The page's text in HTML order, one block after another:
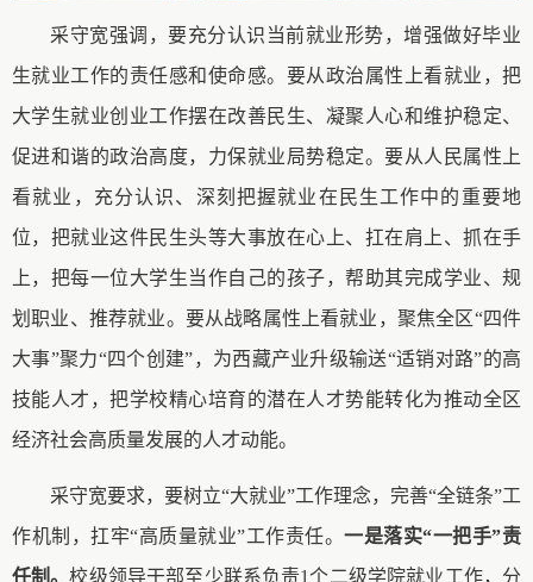
采守宽强调，要充分认识当前就业形势，增强做好毕业
生就业工作的责任感和使命感。要从政治属性上看就业，把
大学生就业创业工作摆在改善民生、凝聚人心和维护稳定、
促进和谐的政治高度，力保就业局势稳定。要从人民属性上
看就业，充分认识、深刻把握就业在民生工作中的重要地
位，把就业这件民生头等大事放在心上、扛在肩上、抓在手
上，把每一位大学生当作自己的孩子，帮助其完成学业、规
划职业、推荐就业。要从战略属性上看就业，聚焦全区“四件
大事”聚力“四个创建”，为西藏产业升级输送“适销对路”的高
技能人才，把学校精心培育的潜在人才势能转化为推动全区
经济社会高质量发展的人才动能。
采守宽要求，要树立“大就业”工作理念，完善“全链条”工
作机制，扛牢“高质量就业”工作责任。一是落实“一把手”责
任制。校级领导干部至少联系负责1个二级学院就业工作，分